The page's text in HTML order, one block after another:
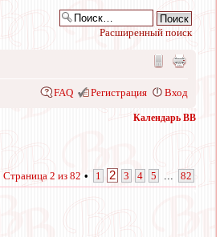
Расширенный поиск
FAQ Регистрация Вход
Календарь ВВ
Страница 2 из 82 • 1 2 3 4 5 82